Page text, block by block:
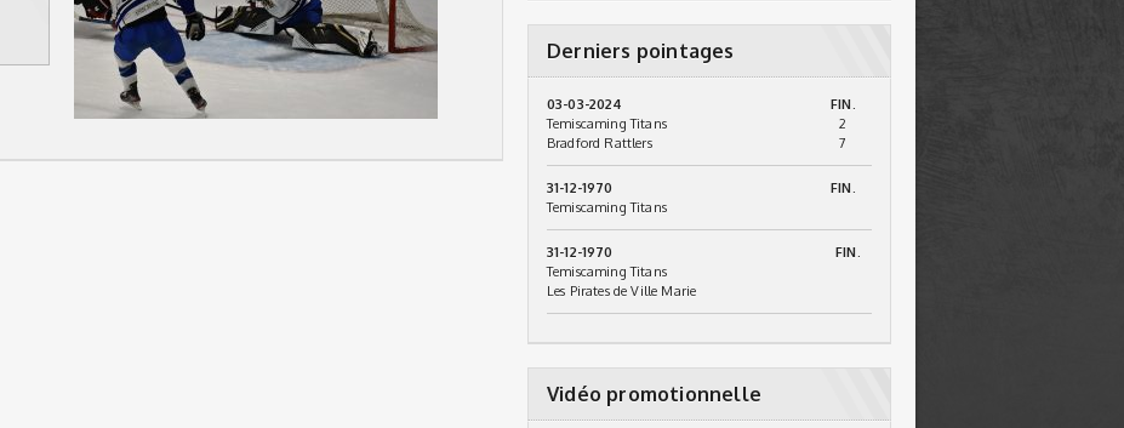
Derniers pointages
03-03-2024
FIN.
Temiscaming Titans
2
Bradford Rattlers
7
31-12-1970
FIN.
Temiscaming Titans
31-12-1970
FIN.
Temiscaming Titans
Les Pirates de Ville Marie
Vidéo promotionnelle